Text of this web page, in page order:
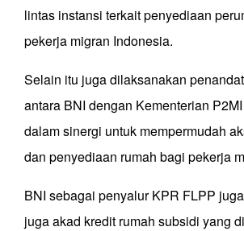
lintas instansi terkait penyediaan
pekerja migran Indonesia.
Selain itu juga dilaksanakan
antara BNI dengan Kementerian
dalam sinergi untuk mempermudah
dan penyediaan rumah bagi pekerja
BNI sebagai penyalur KPR FLPP
juga akad kredit rumah subsidi yang